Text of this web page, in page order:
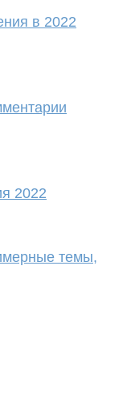
в 2022
2022
темы,